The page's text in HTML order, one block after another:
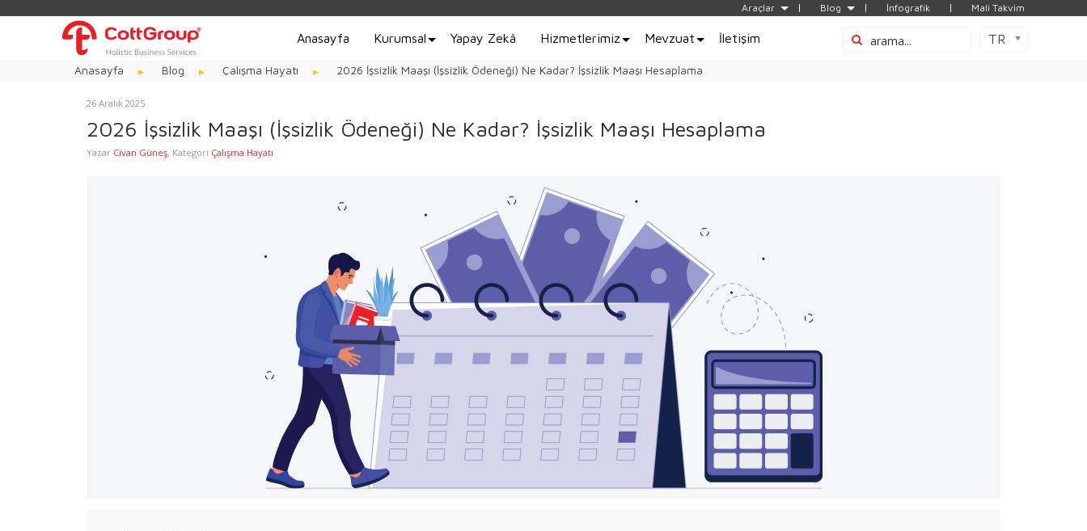
Araçlar Blog İnfografik Mali Takvim
Anasayfa Kurumsal Yapay Zekâ Hizmetlerimiz Mevzuat İletişim TR
Anasayfa Blog Çalışma Hayatı 2026 İşsizlik Maaşı (İşsizlik Ödeneği) Ne Kadar? İşsizlik Maaşı Hesaplama
26 Aralık 2025
2026 İşsizlik Maaşı (İşsizlik Ödeneği) Ne Kadar? İşsizlik Maaşı Hesaplama
Yazar Civan Güneş, Kategori Çalışma Hayatı